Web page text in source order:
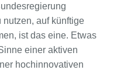
auf künftige
ist das eine. Etwas
einer aktiven
hochinnovativen